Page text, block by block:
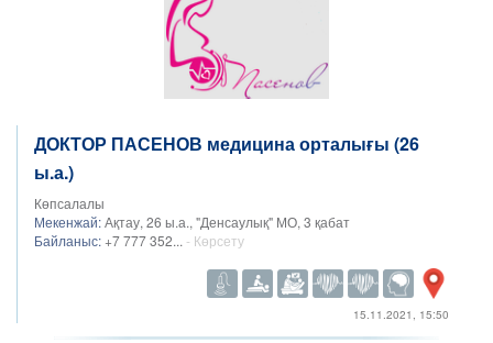
ДОКТОР ПАСЕНОВ медицина орталығы (26
ы.а.)
Көпсалалы
Мекенжай:Ақтау, 26 ы.а., "Денсаулық" МО, 3 қабат
Байланыс: +7 777 352... - Көрсету
15.11.2021, 15:50